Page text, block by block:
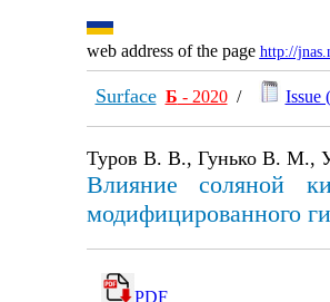
web address of the page http://
Surface Б - 2020/ Issue (
Туров В. В., Гунько В. М.,
Влияние соляной
модифицированного
PDF